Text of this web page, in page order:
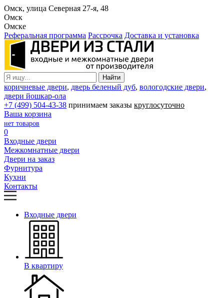
Омск, улица Северная 27-я, 48
Омск
Омске
Реферальная программа Рассрочка Доставка и установка
коричневые двери, дверь беленый дуб, вологодские двери,
двери йошкар-ола
+7 (499) 504-43-38 принимаем заказы круглосуточно
Ваша корзина
нет товаров
0
Входные двери
Межкомнатные двери
Двери на заказ
Фурнитура
Кухни
Контакты
Входные двери
В квартиру